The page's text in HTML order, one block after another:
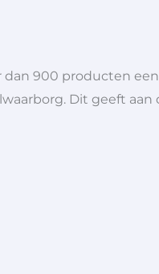
dan 900 producten
Dit geeft